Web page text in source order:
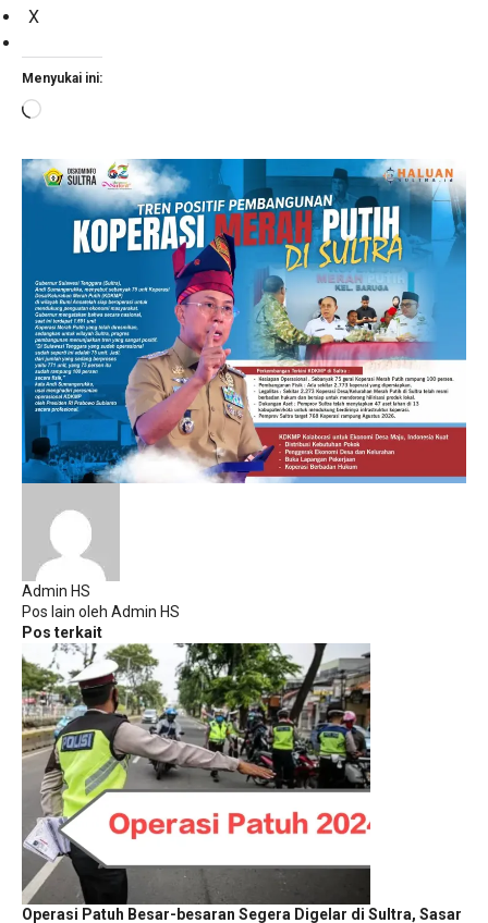
X
Menyukai ini:
Memuat...
Admin HS
Pos lain oleh Admin HS
Pos terkait
Operasi Patuh Besar-besaran Segera Digelar di Sultra, Sasar